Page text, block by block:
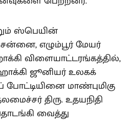
ஸ்பெயின்
எழும்பூர் மேயர்
விளையாட்டரங்கத்தில்,
ஜூனியர் உலகக்
மாண்புமிகு
திரு. உதயநிதி
வைத்து